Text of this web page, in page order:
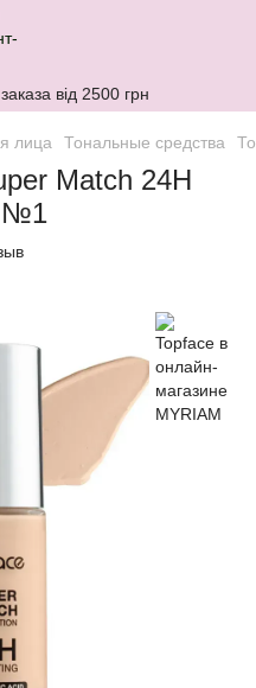
від 2500 грн
лица Тональные средства
Match 24H
№1